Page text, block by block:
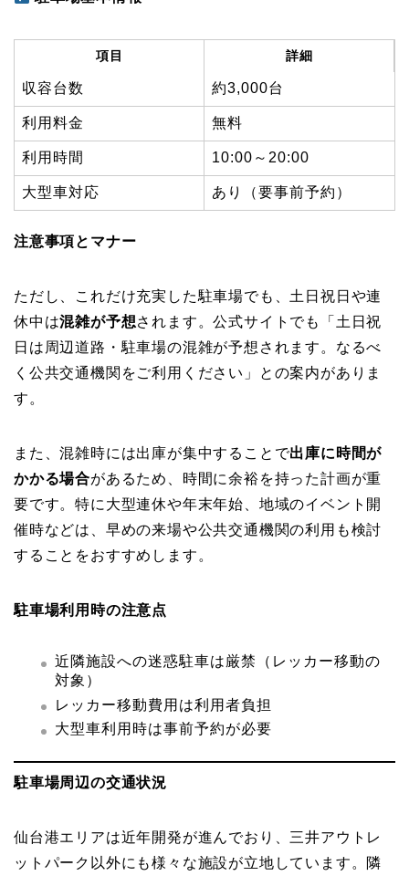
項目 詳細
収容台数 約3,000台
利用料金 無料
利用時間 10:00～20:00
大型車対応 あり（要事前予約）
注意事項とマナー
ただし、これだけ充実した駐車場でも、土日祝日や連
休中は混雑が予想されます。公式サイトでも「土日祝
日は周辺道路・駐車場の混雑が予想されます。なるべ
く公共交通機関をご利用ください」との案内がありま
す。
また、混雑時には出庫が集中することで出庫に時間が
かかる場合があるため、時間に余裕を持った計画が重
要です。特に大型連休や年末年始、地域のイベント開
催時などは、早めの来場や公共交通機関の利用も検討
することをおすすめします。
駐車場利用時の注意点
近隣施設への迷惑駐車は厳禁（レッカー移動の
対象）
レッカー移動費用は利用者負担
大型車利用時は事前予約が必要
駐車場周辺の交通状況
仙台港エリアは近年開発が進んでおり、三井アウトレ
ットパーク以外にも様々な施設が立地しています。隣